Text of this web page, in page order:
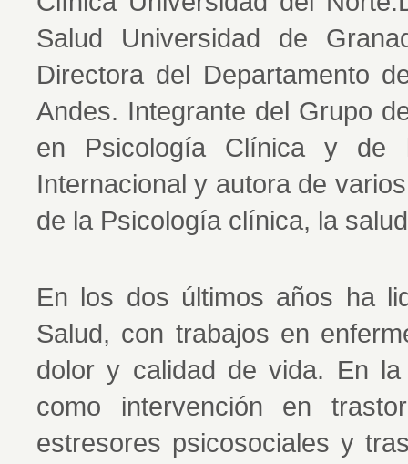
Salud Universidad de
Directora del Departamento
Andes. Integrante del Grupo
en Psicología Clínica y de
Internacional y autora de
de la Psicología clínica, la
En los dos últimos años ha
Salud, con trabajos en
dolor y calidad de vida. En
como intervención en
estresores psicosociales y